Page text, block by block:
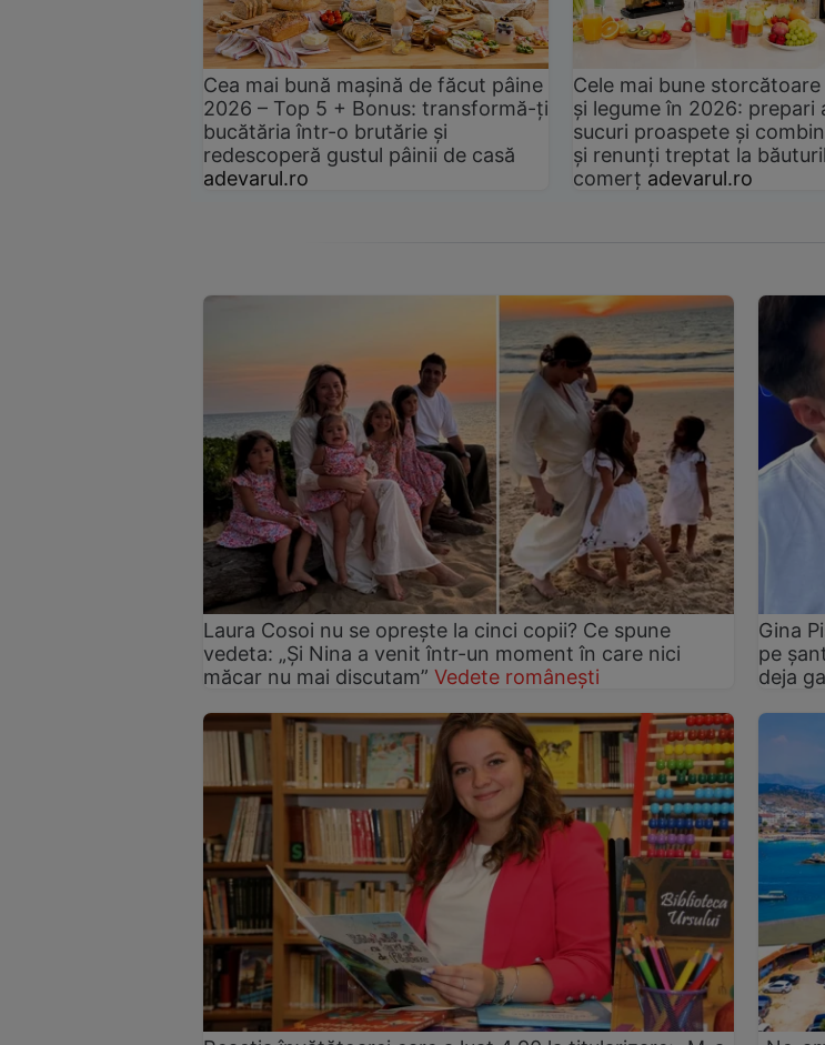
Cea mai bună mașină de făcut pâine
2026 – Top 5 + Bonus: transformă-ți
bucătăria într-o brutărie și
redescoperă gustul pâinii de casă
adevarul.ro
Cele mai bune
și legume în 2026: prepari
sucuri proaspete și
și renunți treptat la
comerț adevarul.ro
Laura Cosoi nu se oprește la cinci copii? Ce spune
vedeta: „Și Nina a venit într-un moment în care nici
măcar nu mai discutam” Vedete românești
Gina
pe
deja